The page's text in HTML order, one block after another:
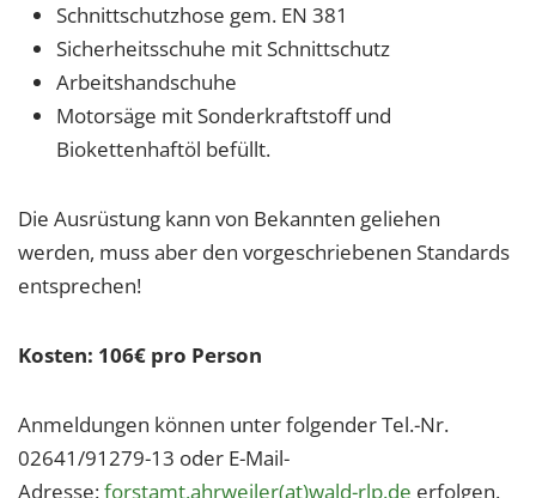
Schnittschutzhose gem. EN 381
Sicherheitsschuhe mit Schnittschutz
Arbeitshandschuhe
Motorsäge mit Sonderkraftstoff und
Biokettenhaftöl befüllt.
Die Ausrüstung kann von Bekannten geliehen
werden, muss aber den vorgeschriebenen Standards
entsprechen!
Kosten: 106€ pro Person
Anmeldungen können unter folgender Tel.-Nr.
02641/91279-13 oder E-Mail-
Adresse:forstamt.ahrweiler(at)wald-rlp.de erfolgen.